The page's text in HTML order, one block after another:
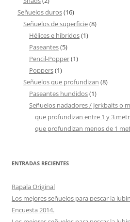
Señuelos duros(16)
Señuelos de superficie(8)
Hélices e híbridos(1)
Paseantes(5)
Pencil-Popper(1)
Poppers(1)
Señuelos que profundizan (8)
Paseantes hundidos(1)
Señuelos nadadores / Jerkbaits o
que profundizan entre 1 y 3
que profundizan menos de 1
ENTRADAS RECIENTES
Rapala Original
Los mejores señuelos para pescar la
Encuesta 2014.